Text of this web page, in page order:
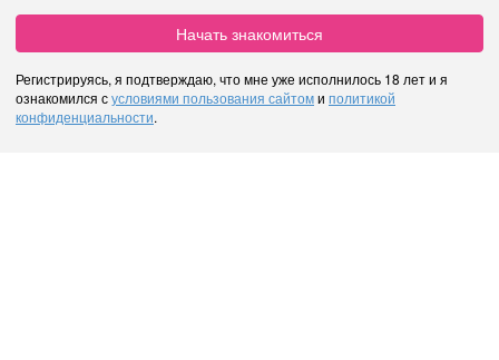
Начать знакомиться
Регистрируясь, я подтверждаю, что мне уже исполнилось 18 лет и я
ознакомился сусловиями пользования сайтоми политикой
конфиденциальности.